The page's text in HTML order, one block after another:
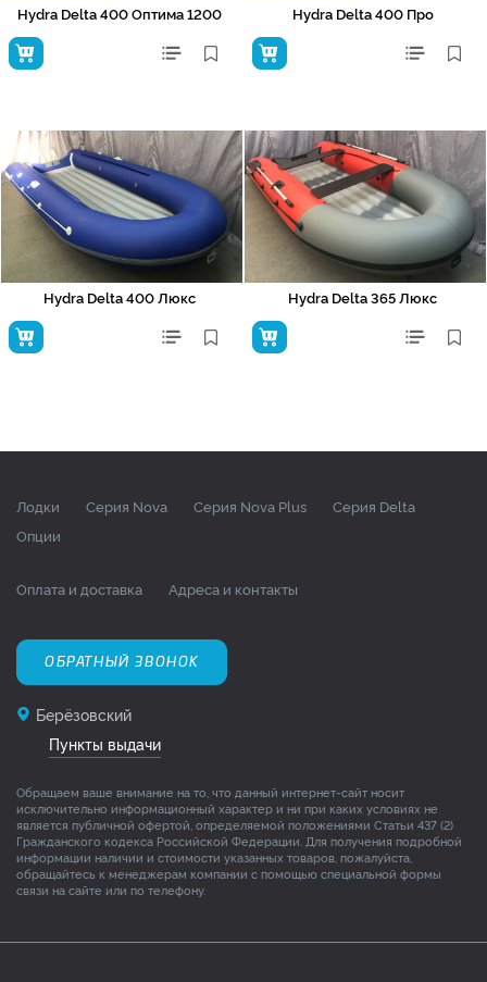
Hydra Delta 400 Оптима 1200 Hydra Delta 400 Про
Hydra Delta 400 Люкс Hydra Delta 365 Люкс
Лодки Серия Nova Серия Nova Plus
Серия Delta
Опции
Оплата и доставка Адреса и контакты
ОБРАТНЫЙ ЗВОНОК
Берёзовский
Пункты выдачи
Обращаем ваше внимание на то, что данный интернет-сайт носит
исключительно информационный характер и ни при каких условиях не
является публичной офертой, определяемой положениями Статьи 437 (2)
Гражданского кодекса Российской Федерации. Для получения подробной
информации наличии и стоимости указанных товаров, пожалуйста,
обращайтесь к менеджерам компании с помощью специальной формы
связи на сайте или по телефону.